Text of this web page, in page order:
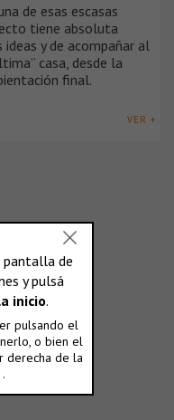
de esas escasas
tiene absoluta
y de acompañar al
casa, desde la
final.
VER +